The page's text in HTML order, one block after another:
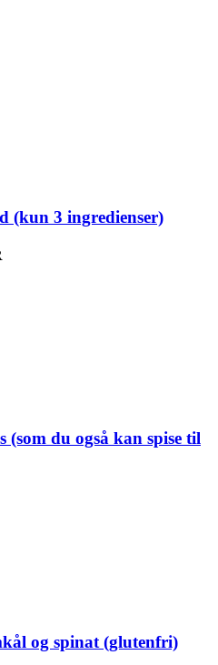
(kun 3 ingredienser)
(som du også kan spise til
og spinat (glutenfri)